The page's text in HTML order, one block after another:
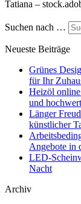
Tatiana –
Suchen nach …
Neueste Beiträge
Grünes
für Ihr
Heizöl
und
Länger
künstlicher
Angebote in
LED-
Nacht
Archiv